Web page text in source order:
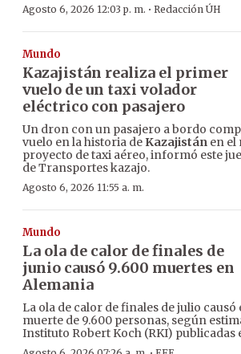
Agosto 6, 2026 12:03 p. m. · Redacción ÚH
Mundo
Kazajistán realiza el primer
vuelo de un taxi volador
eléctrico con pasajero
Un dron con un pasajero a bordo
vuelo en la historia de Kazajistán en el
proyecto de taxi aéreo, informó este
de Transportes kazajo.
Agosto 6, 2026 11:55 a. m.
Mundo
La ola de calor de finales de
junio causó 9.600 muertes en
Alemania
La ola de calor de finales de julio causó
muerte de 9.600 personas, según
Instituto Robert Koch (RKI) publicadas